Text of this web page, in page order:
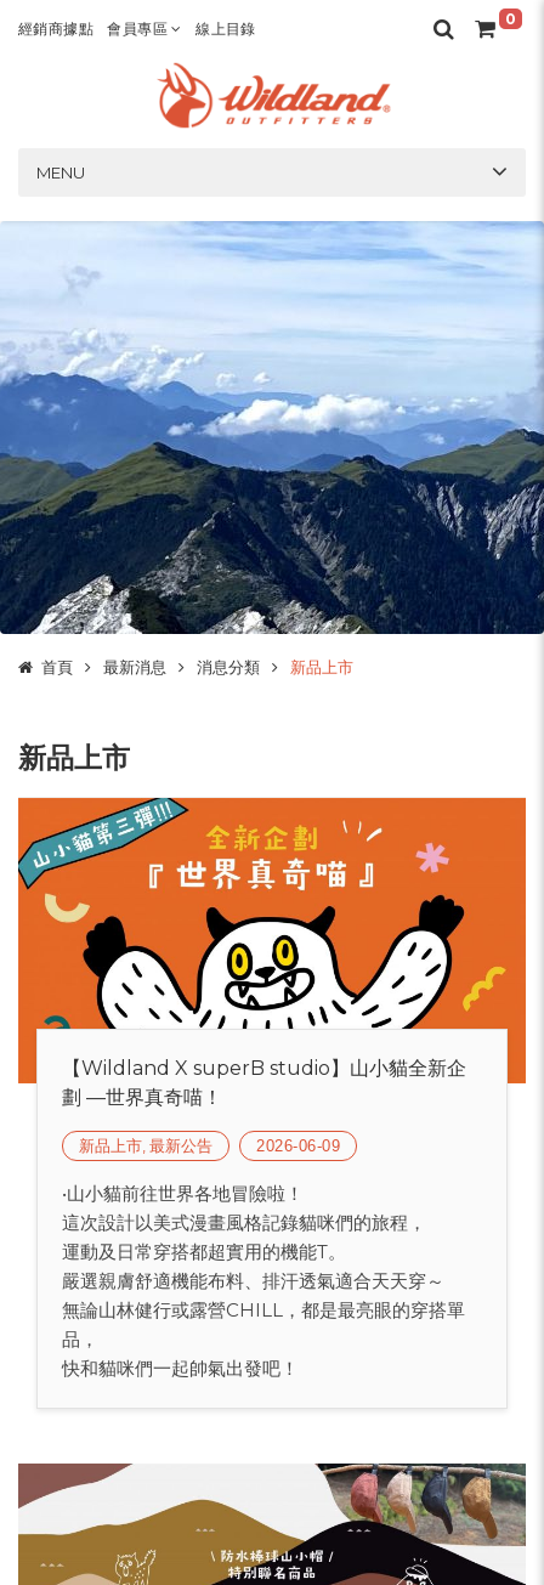
經銷商據點 會員專區 線上目錄
0
MENU
首頁 最新消息 消息分類 新品上市
新品上市
【Wildland X superB studio】山小貓全新企
劃 —世界真奇喵！
新品上市, 最新公告 2026-06-09
•山小貓前往世界各地冒險啦！
這次設計以美式漫畫風格記錄貓咪們的旅程，
運動及日常穿搭都超實用的機能T。
嚴選親膚舒適機能布料、排汗透氣適合天天穿～
無論山林健行或露營CHILL，都是最亮眼的穿搭單
品，
快和貓咪們一起帥氣出發吧！